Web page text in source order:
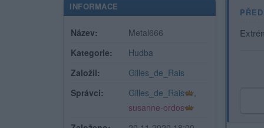
INFORMACE
Název:
Metal666
Kategorie:
Hudba
Založil:
Gilles_de_Rais
Správci:
Gilles_de_Rais
,
susanne-ordos